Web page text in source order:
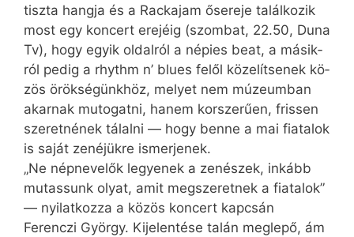
tisz­ta hang­ja és a Rackajam ős­ere­je ta­lál­ko­zik
most egy kon­cert ere­jé­ig (szom­bat, 22.50, Du­na
Tv), hogy egyik ol­dal­ról a né­pi­es be­at, a má­sik­
ról pe­dig a rhythm n’ blu­es fe­lől kö­ze­lít­se­nek kö­
zös örök­sé­günk­höz, me­lyet nem mú­ze­um­ban
akar­nak mu­to­gat­ni, ha­nem kor­sze­rű­en, fris­sen
sze­ret­né­nek tá­lal­ni — hogy ben­ne a mai fi­a­ta­lok
is sa­ját ze­né­jük­re is­mer­je­nek.
„Ne nép­ne­ve­lők le­gye­nek a ze­né­szek, in­kább
mu­tas­sunk olyat, amit meg­sze­ret­nek a fi­a­ta­lok”
— nyi­lat­koz­za a kö­zös kon­cert kap­csán
Ferenczi György. Ki­je­len­té­se ta­lán meg­le­pő, ám